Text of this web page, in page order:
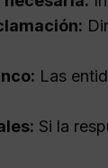
Las
Si la